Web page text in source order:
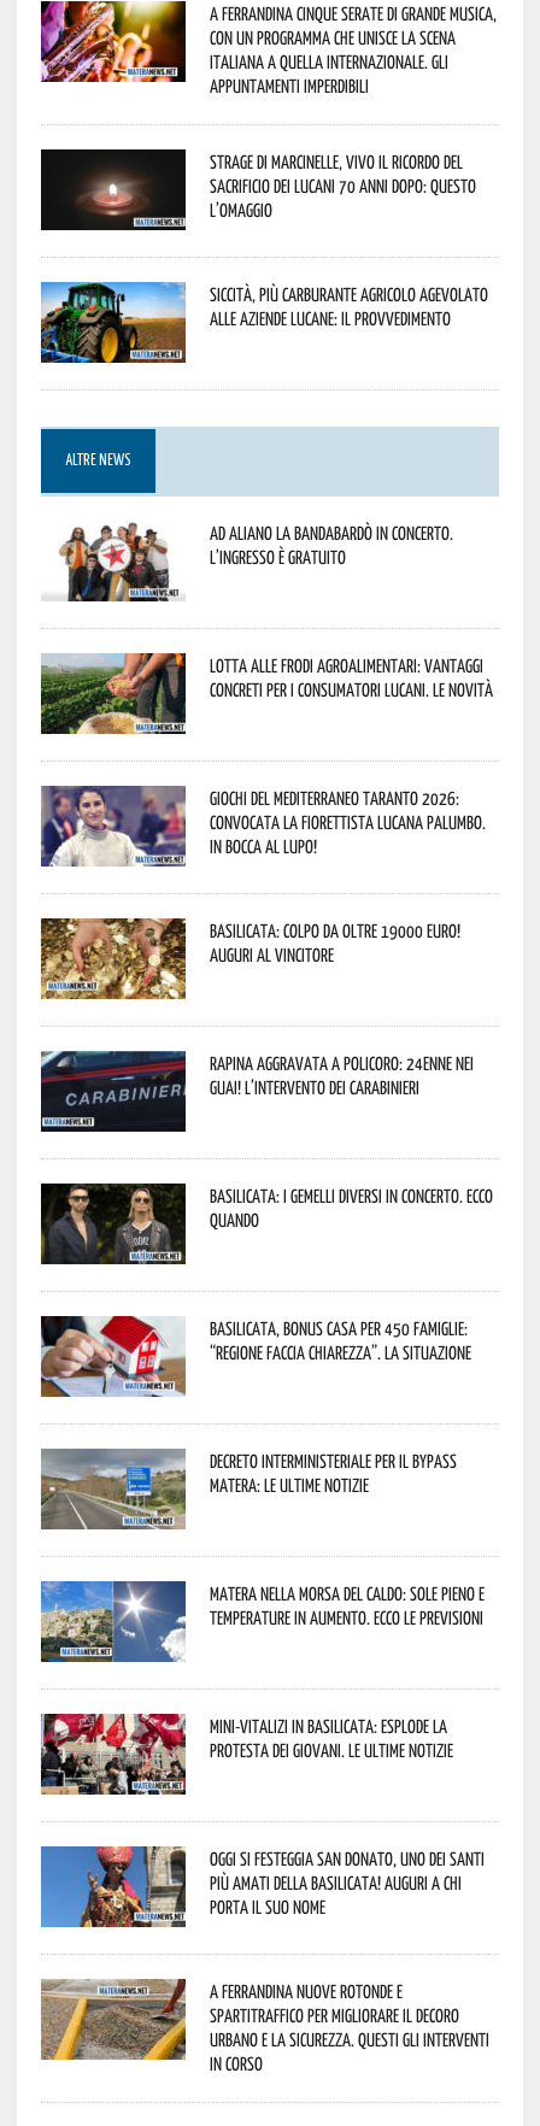
A Ferrandina cinque serate di grande musica,
con un programma che unisce la scena
italiana a quella internazionale. Gli
appuntamenti imperdibili
Strage di Marcinelle, vivo il ricordo del
sacrificio dei lucani 70 anni dopo: questo
l’omaggio
Siccità, più carburante agricolo agevolato
alle aziende lucane: il provvedimento
ALTRE NEWS
Ad Aliano la Bandabardò in concerto.
L’ingresso è gratuito
Lotta alle frodi agroalimentari: vantaggi
concreti per i consumatori lucani. Le novità
Giochi del Mediterraneo Taranto 2026:
convocata la fiorettista lucana Palumbo.
In bocca al lupo!
Basilicata: colpo da oltre 19000 Euro!
Auguri al vincitore
Rapina aggravata a Policoro: 24enne nei
guai! L’intervento dei Carabinieri
Basilicata: i Gemelli DiVersi in concerto. Ecco
quando
Basilicata, Bonus casa per 450 famiglie:
“Regione faccia chiarezza”. La situazione
Decreto interministeriale per il Bypass
Matera: le ultime notizie
Matera nella morsa del caldo: sole pieno e
temperature in aumento. Ecco le previsioni
Mini-vitalizi in Basilicata: esplode la
protesta dei giovani. Le ultime notizie
Oggi si festeggia San Donato, uno dei Santi
più amati della Basilicata! Auguri a chi
porta il suo nome
A Ferrandina nuove rotonde e
spartitraffico per migliorare il decoro
urbano e la sicurezza. Questi gli interventi
in corso